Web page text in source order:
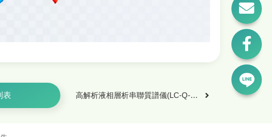
表 高解析液相層析串聯質譜儀(LC-Q-TOF)服務平台開幕優惠_更新